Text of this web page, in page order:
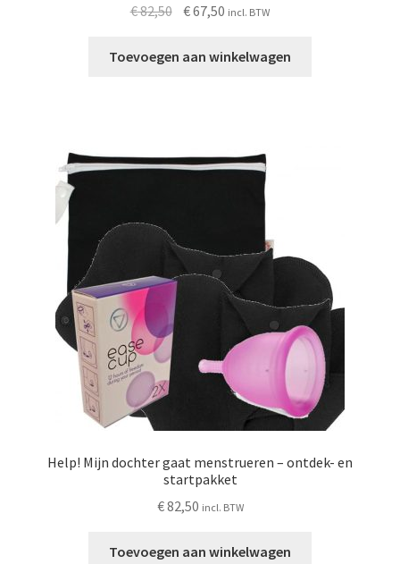
€82,50 Oorspronkelijke
was:
€67,50 Huidige
is:
incl. BTW
Toevoegen aan winkelwagen
Help! Mijn dochter gaat menstrueren – ontdek- en
startpakket
€82,50 incl. BTW
Toevoegen aan winkelwagen